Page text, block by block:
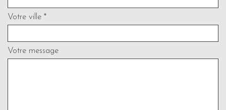
Votre ville *
Votre message